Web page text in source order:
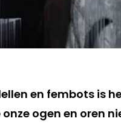
en fembots is
ogen en oren